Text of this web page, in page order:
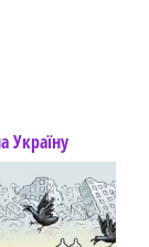
Україну